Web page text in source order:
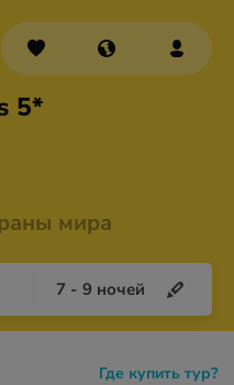
5*
мира
7 - 9 ночей
Где купить тур?